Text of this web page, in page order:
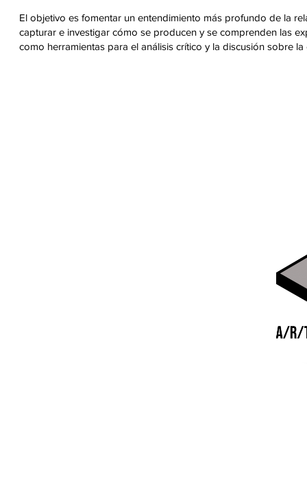
El objetivo es fomentar un entendimiento más profundo de la
capturar e investigar cómo se producen y se comprenden las
como herramientas para el análisis crítico y la discusión sobre